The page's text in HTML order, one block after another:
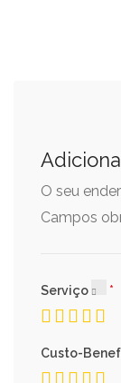
O seu
Campos
Serviço
Custo-